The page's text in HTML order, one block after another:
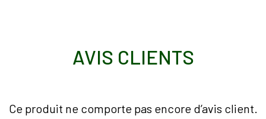
AVIS CLIENTS
Ce produit ne comporte pas encore d’avis client.